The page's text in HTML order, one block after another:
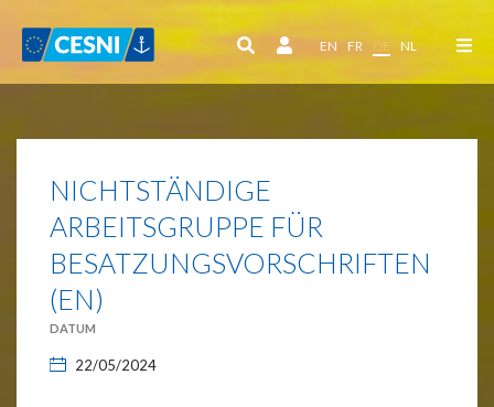
EN FR DE NL
NICHTSTÄNDIGE
ARBEITSGRUPPE FÜR
BESATZUNGSVORSCHRIFTEN
(EN)
DATUM
22/05/2024